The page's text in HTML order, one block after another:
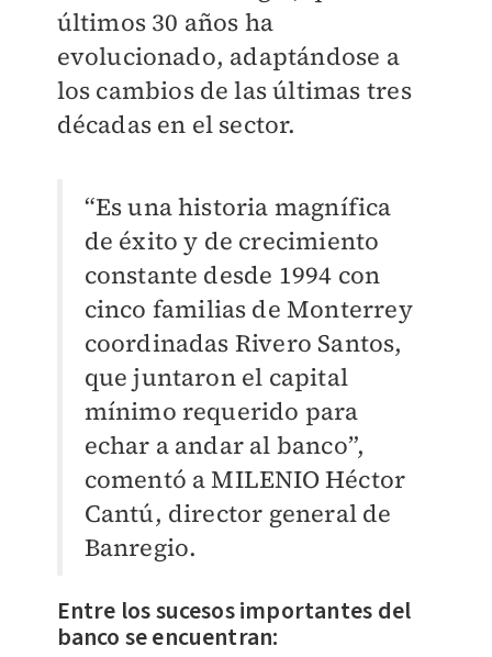
últimos 30 años ha
evolucionado, adaptándose a
los cambios de las últimas tres
décadas en el sector.
“Es una historia magnífica
de éxito y de crecimiento
constante desde 1994 con
cinco familias de Monterrey
coordinadas Rivero Santos,
que juntaron el capital
mínimo requerido para
echar a andar al banco”,
comentó a MILENIO Héctor
Cantú, director general de
Banregio.
Entre los sucesos importantes del
banco se encuentran: